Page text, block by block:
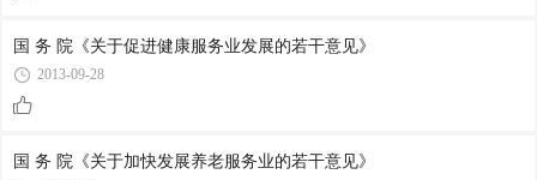
国 务 院《关于促进健康服务业发展的若干意见》
2013-09-28
国 务 院《关于加快发展养老服务业的若干意见》